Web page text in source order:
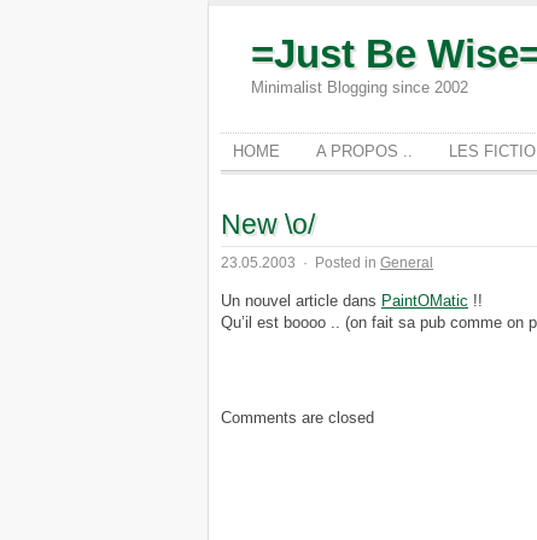
=Just Be
Minimalist Blogging since 2002
HOME A PROPOS .. LES
New \o/
23.05.2003 · Posted in General
Un nouvel article dans PaintOMatic !!
Qu’il est boooo .. (on fait sa pub comme on
Comments are closed